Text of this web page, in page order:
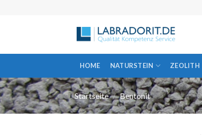
HOME NATURSTEIN ZEOLITH
Startseite / Bentonit